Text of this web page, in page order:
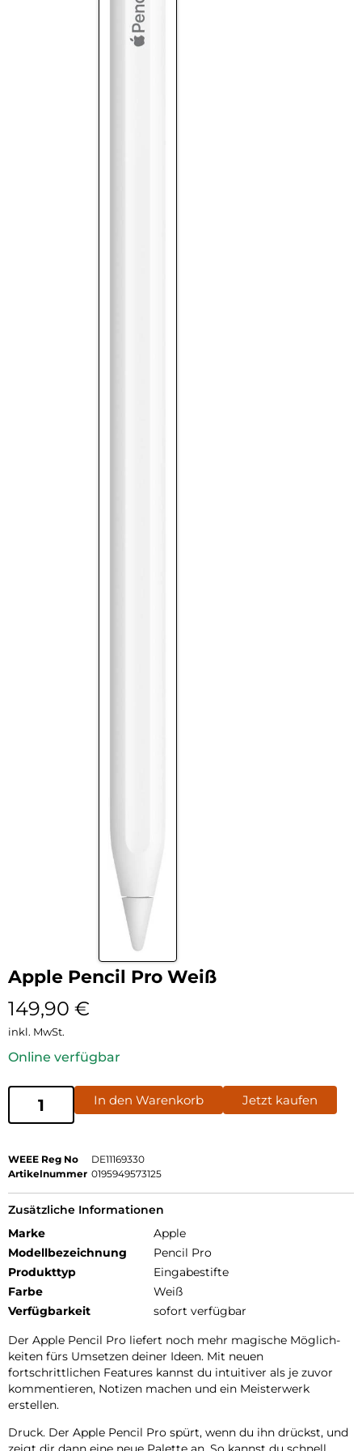
Apple Pencil Pro Weiß
149,90 €
inkl. MwSt.
Online verfügbar
In den Warenkorb Jetzt kaufen
WEEE Reg No
DE11169330
Artikelnummer 0195949573125
Zusätzliche Informationen
Marke
Apple
Modellbezeichnung
Pencil Pro
Produkttyp
Eingabestifte
Farbe
Weiß
Verfügbarkeit
sofort verfügbar
Der Apple Pencil Pro liefert noch mehr magische Möglich­
keiten fürs Umsetzen deiner Ideen. Mit neuen
fortschrittlichen Features kannst du intuitiver als je zuvor
kommentieren, Notizen machen und ein Meisterwerk
erstellen.
Druck. Der Apple Pencil Pro spürt, wenn du ihn drückst, und